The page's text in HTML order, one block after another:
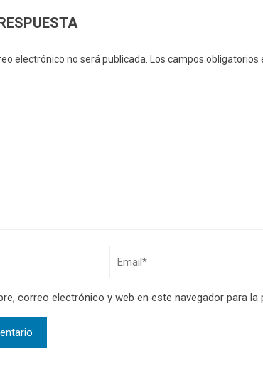
electrónico no será publicada. Los campos
correo electrónico y web en este navegador para la